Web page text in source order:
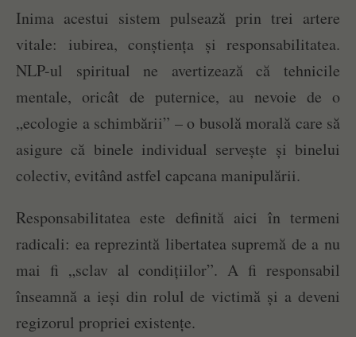
Inima acestui sistem pulsează prin trei artere
vitale: iubirea, conștiența și responsabilitatea.
NLP-ul spiritual ne avertizează că tehnicile
mentale, oricât de puternice, au nevoie de o
„ecologie a schimbării” – o busolă morală care să
asigure că binele individual servește și binelui
colectiv, evitând astfel capcana manipulării.
Responsabilitatea este definită aici în termeni
radicali: ea reprezintă libertatea supremă de a nu
mai fi „sclav al condițiilor”. A fi responsabil
înseamnă a ieși din rolul de victimă și a deveni
regizorul propriei existențe.